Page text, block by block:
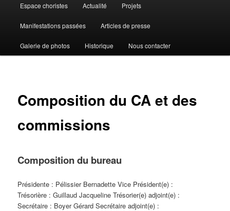
principal
Espace choristes Actualité Projets
Manifestations passées Articles de presse
Galerie de photos Historique Nous contacter
Composition du CA et des
commissions
Composition du bureau
Présidente : Pélissier Bernadette Vice Président(e) :
Trésorière : Guillaud Jacqueline Trésorier(e) adjoint(e) :
Secrétaire : Boyer Gérard Secrétaire adjoint(e) :